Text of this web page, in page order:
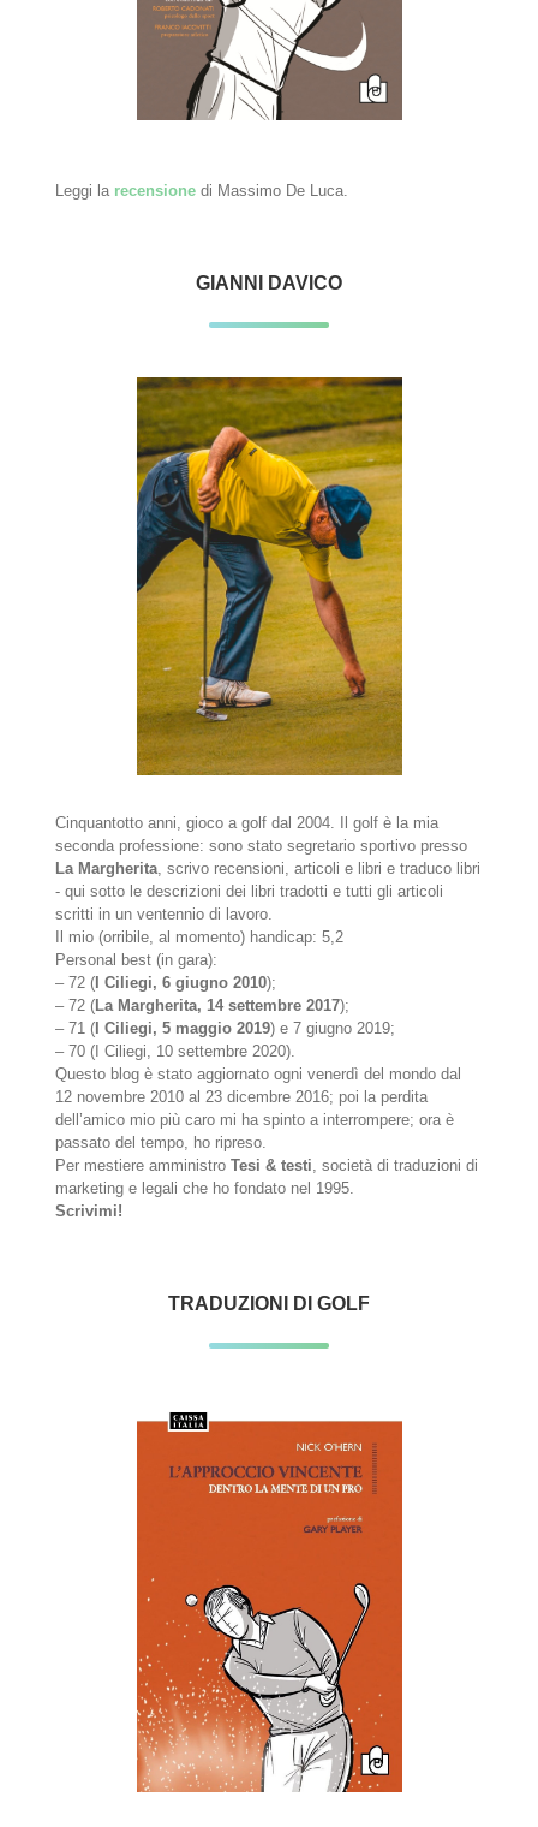
Leggi la recensione di Massimo De Luca.
GIANNI DAVICO
Cinquantotto anni, gioco a golf dal 2004. Il golf è la mia
seconda professione: sono stato segretario sportivo presso
La Margherita, scrivo recensioni, articoli e libri e traduco libri
- qui sotto le descrizioni dei libri tradotti e tutti gli articoli
scritti in un ventennio di lavoro.
Il mio (orribile, al momento) handicap: 5,2
Personal best (in gara):
– 72 ( I Ciliegi, 6 giugno 2010);
– 72 (La Margherita, 14 settembre 2017);
– 71 ( I Ciliegi, 5 maggio 2019) e 7 giugno 2019;
– 70 (I Ciliegi, 10 settembre 2020).
Questo blog è stato aggiornato ogni venerdì del mondo dal
12 novembre 2010 al 23 dicembre 2016; poi la perdita
dell’amico mio più caro mi ha spinto a interrompere; ora è
passato del tempo, ho ripreso.
Per mestiere amministroTesi & testi, società di traduzioni di
marketing e legali che ho fondato nel 1995.
Scrivimi!
TRADUZIONI DI GOLF